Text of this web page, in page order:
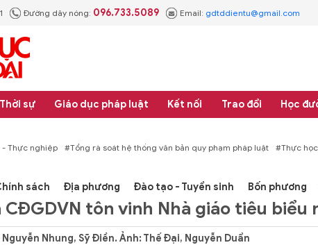
Đường dây nóng: 096.733.5089 Email: gdtddientu@gmail.com
Thời sự Giáo dục pháp luật Kết nối Trao đổi Học
hệ thống văn bản quy phạm pháp luật #Thực học - Thực nghiệp #Tổng rà
sách Địa phương Đào tạo - Tuyển sinh Bốn phương
CĐGDVN tôn vinh Nhà giáo tiêu biểu
Nhung, Sỹ Điền. Ảnh: Thế Đại, Nguyễn Duẩn